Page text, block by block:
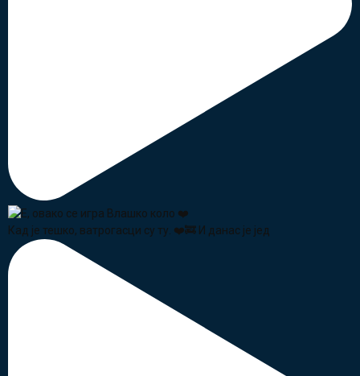
Кад је тешко, ватрогасци су ту. ❤️🚒 И данас је јед